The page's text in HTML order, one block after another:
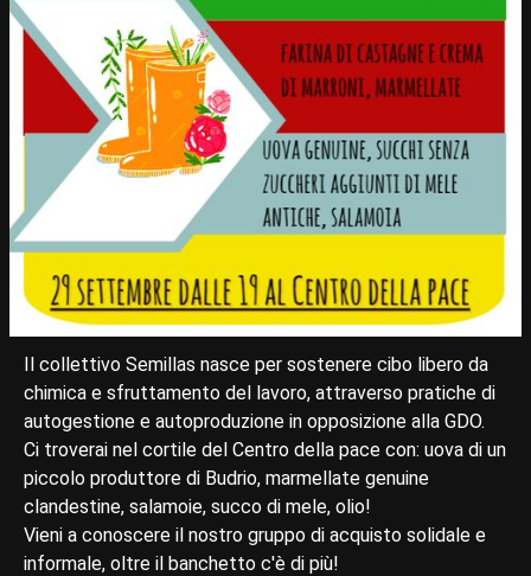
Il collettivo Semillas nasce per sostenere cibo libero da
chimica e sfruttamento del lavoro, attraverso pratiche di
autogestione e autoproduzione in opposizione alla GDO.
Ci troverai nel cortile del Centro della pace con: uova di un
piccolo produttore di Budrio, marmellate genuine
clandestine, salamoie, succo di mele, olio!
Vieni a conoscere il nostro gruppo di acquisto solidale e
informale, oltre il banchetto c'è di più!